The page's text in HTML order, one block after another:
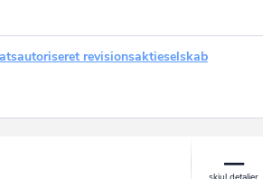
revisionsaktieselskab